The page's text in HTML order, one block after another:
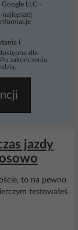
LLC -
i
dla
zakończeniu
jazdy
to na pewno
testowałeś